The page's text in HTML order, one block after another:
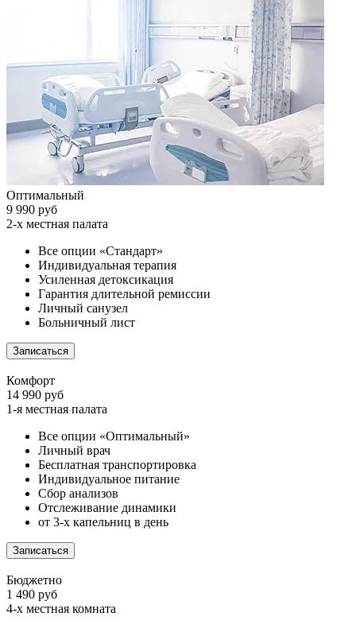
Оптимальный
9 990 руб
2-х местная палата
Все опции «Стандарт»
Индивидуальная терапия
Усиленная детоксикация
Гарантия длительной ремиссии
Личный санузел
Больничный лист
Записаться
Комфорт
14 990 руб
1-я местная палата
Все опции «Оптимальный»
Личный врач
Бесплатная транспортировка
Индивидуальное питание
Сбор анализов
Отслеживание динамики
от 3-х капельниц в день
Записаться
Бюджетно
1 490 руб
4-х местная комната